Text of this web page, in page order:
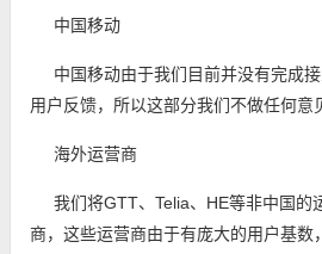
中国移动
中国移动由于我们目前并没有完成
用户反馈，所以这部分我们不做任何意
海外运营商
我们将GTT、Telia、HE等非中国的
商，这些运营商由于有庞大的用户基数